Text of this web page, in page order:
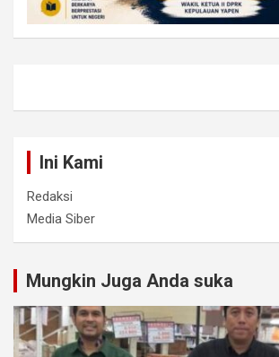
Ini Kami
Redaksi
Media Siber
Mungkin Juga Anda suka